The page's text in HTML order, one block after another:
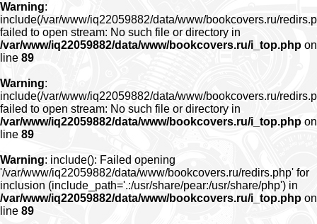
Warning:
include(/var/www/iq22059882/data/www/bookcovers.ru/
failed to open stream: No such file or directory in
/var/www/iq22059882/data/www/bookcovers.ru/i_top.php on
line 89
Warning:
include(/var/www/iq22059882/data/www/bookcovers.ru/
failed to open stream: No such file or directory in
/var/www/iq22059882/data/www/bookcovers.ru/i_top.php on
line 89
Warning: include(): Failed opening
'/var/www/iq22059882/data/www/bookcovers.ru/redirs.php' for
inclusion (include_path='.:/usr/share/pear:/usr/share/php') in
/var/www/iq22059882/data/www/bookcovers.ru/i_top.php on
line 89